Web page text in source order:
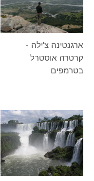
ארגנטינה צ'ילה -
קרטרה אוסטרל
בטרמפים